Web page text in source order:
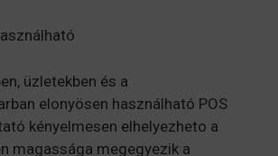
üzletekben és a
elonyösen használható POS
kényelmesen elhelyezheto a
magassága megegyezik a